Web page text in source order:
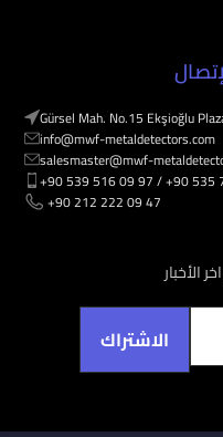
Gürsel Mah. No.15 Ekşioğlu
info@mwf-metaldetectors.com
salesmaster@mwf-
+90 539 516 09 97 / ‎‪+90 535
‎‪ +90 212 222 09 47
الأخبار